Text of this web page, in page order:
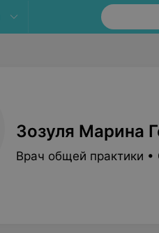
Зозуля Марина
Врач общей практики